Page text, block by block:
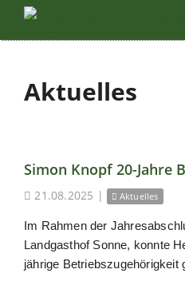
Aktuelles
Simon Knopf 20-Jahre
21.08.2025 | Aktuelles
Im Rahmen der
Landgasthof Sonne, konnte
jährige Betriebszugehörigkeit